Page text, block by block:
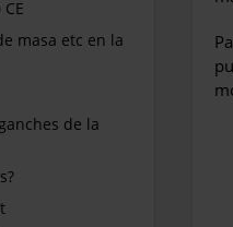
masa etc en la
de la